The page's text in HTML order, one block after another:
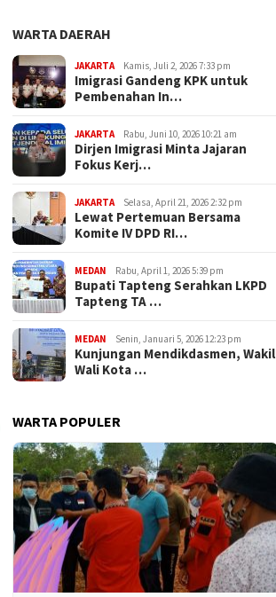
WARTA DAERAH
JAKARTA Kamis, Juli 2, 2026 7:33 pm
Imigrasi Gandeng KPK untuk
Pembenahan In…
JAKARTA Rabu, Juni 10, 2026 10:21 am
Dirjen Imigrasi Minta Jajaran
Fokus Kerj…
JAKARTA Selasa, April 21, 2026 2:32 pm
Lewat Pertemuan Bersama
Komite IV DPD RI…
MEDAN Rabu, April 1, 2026 5:39 pm
Bupati Tapteng Serahkan LKPD
Tapteng TA …
MEDAN Senin, Januari 5, 2026 12:23 pm
Kunjungan Mendikdasmen, Wakil
Wali Kota …
WARTA POPULER